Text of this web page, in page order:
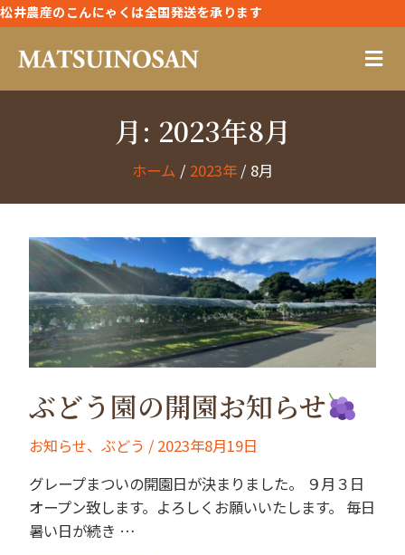
松井農産のこんにゃくは全国発送を承ります
月: 2023年8月
ホーム 2023年 8月
ぶどう園の開園お知らせ
お知らせ、ぶどう / 2023年8月19日
グレープまついの開園日が決まりました。 ９月３日
オープン致します。よろしくお願いいたします。 毎日
暑い日が続き …